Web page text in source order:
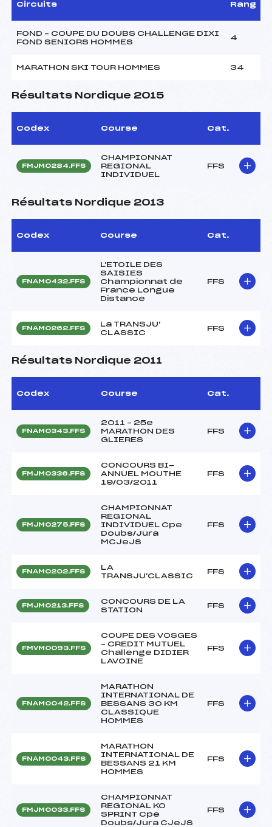
Circuits Rang
FOND – COUPE DU DOUBS CHALLENGE DIXI
FOND SENIORS HOMMES
4
MARATHON SKI TOUR HOMMES 34
Résultats Nordique 2015
Codex Course Cat.
FMJM0284.FFS
CHAMPIONNAT
REGIONAL
INDIVIDUEL
FFS
Résultats Nordique 2013
Codex Course Cat.
FNAM0432.FFS
L'ETOILE DES
SAISIES
Championnat de
France Longue
Distance
FFS
FNAM0262.FFS
La TRANSJU'
CLASSIC
FFS
Résultats Nordique 2011
Codex Course Cat.
FNAM0343.FFS
2011 – 25e
MARATHON DES
GLIERES
FFS
FMJM0336.FFS
CONCOURS BI-
ANNUEL MOUTHE
19/03/2011
FFS
FMJM0275.FFS
CHAMPIONNAT
REGIONAL
INDIVIDUEL Cpe
Doubs/Jura
MCJeJS
FFS
FNAM0202.FFS
LA
TRANSJU'CLASSIC
FFS
FMJM0213.FFS
CONCOURS DE LA
STATION
FFS
FMVM0093.FFS
COUPE DES VOSGES
– CREDIT MUTUEL
Challenge DIDIER
LAVOINE
FFS
FNAM0042.FFS
MARATHON
INTERNATIONAL DE
BESSANS 30 KM
CLASSIQUE
HOMMES
FFS
FNAM0043.FFS
MARATHON
INTERNATIONAL DE
BESSANS 21 KM
HOMMES
FFS
FMJM0033.FFS
CHAMPIONNAT
REGIONAL KO
SPRINT Cpe
Doubs/Jura CJeJS
FFS